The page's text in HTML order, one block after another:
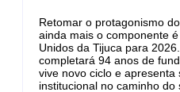
Retomar o protagonismo
ainda mais o componente
Unidos da Tijuca para
completará 94 anos de
vive novo ciclo e apresenta
institucional no caminho